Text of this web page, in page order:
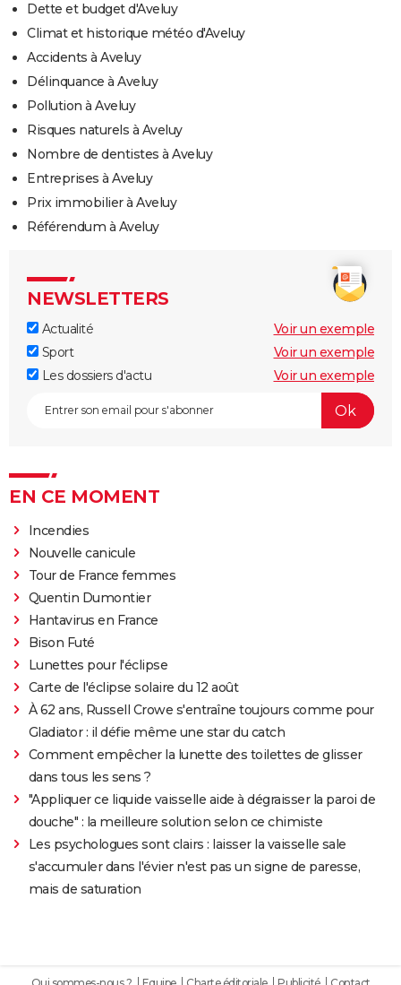
Dette et budget d'Aveluy
Climat et historique météo d'Aveluy
Accidents à Aveluy
Délinquance à Aveluy
Pollution à Aveluy
Risques naturels à Aveluy
Nombre de dentistes à Aveluy
Entreprises à Aveluy
Prix immobilier à Aveluy
Référendum à Aveluy
NEWSLETTERS
Actualité
Voir un exemple
Sport
Voir un exemple
Les dossiers d'actu
Voir un exemple
EN CE MOMENT
Incendies
Nouvelle canicule
Tour de France femmes
Quentin Dumontier
Hantavirus en France
Bison Futé
Lunettes pour l'éclipse
Carte de l'éclipse solaire du 12 août
À 62 ans, Russell Crowe s'entraîne toujours comme pour
Gladiator : il défie même une star du catch
Comment empêcher la lunette des toilettes de glisser
dans tous les sens ?
"Appliquer ce liquide vaisselle aide à dégraisser la paroi de
douche" : la meilleure solution selon ce chimiste
Les psychologues sont clairs : laisser la vaisselle sale
s'accumuler dans l'évier n'est pas un signe de paresse,
mais de saturation